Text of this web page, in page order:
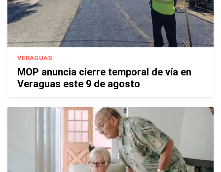
VERAGUAS
MOP anuncia cierre temporal de vía en
Veraguas este 9 de agosto